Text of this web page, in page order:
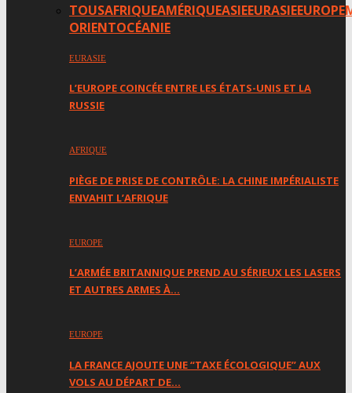
TOUSAFRIQUEAMÉRIQUEASIEEURASIEEUROPE
ORIENTOCÉANIE
EURASIE
L’EUROPE COINCÉE ENTRE LES ÉTATS-UNIS ET LA
RUSSIE
AFRIQUE
PIÈGE DE PRISE DE CONTRÔLE: LA CHINE IMPÉRIALISTE
ENVAHIT L’AFRIQUE
EUROPE
L’ARMÉE BRITANNIQUE PREND AU SÉRIEUX LES LASERS
ET AUTRES ARMES À…
EUROPE
LA FRANCE AJOUTE UNE “TAXE ÉCOLOGIQUE” AUX
VOLS AU DÉPART DE…